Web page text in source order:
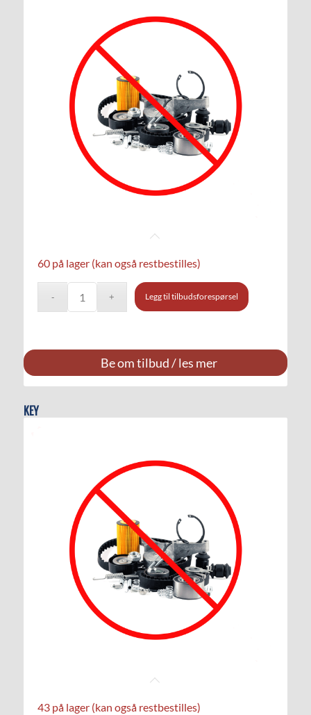
60 på lager (kan også restbestilles)
Legg til tilbudsforespørsel
Be om tilbud / les mer
KEY
43 på lager (kan også restbestilles)